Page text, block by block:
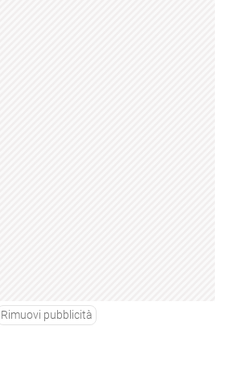
Rimuovi pubblicità